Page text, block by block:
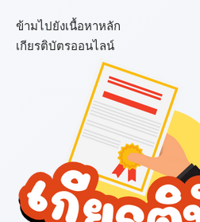
ข้ามไปยังเนื้อหาหลัก
เกียรติบัตรออนไลน์